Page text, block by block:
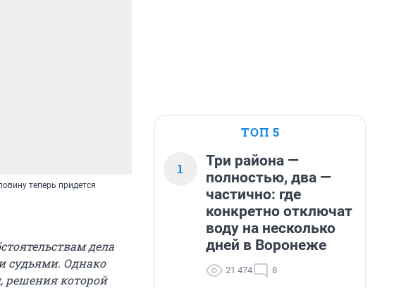
теперь придется
дела
судьями. Однако
решения которой
ТОП 5
1
Три района —
полностью, два —
частично: где
конкретно отключат
воду на несколько
дней в Воронеже
21 474 8